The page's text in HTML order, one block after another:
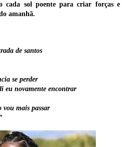
cada sol poente para criar forças e
amanhã.
de santos
se perder
eu novamente encontrar
vou mais passar